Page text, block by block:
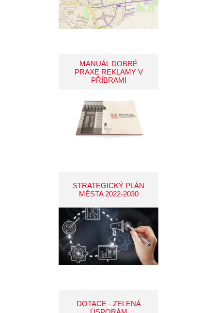
MANUÁL DOBRÉ
PRAXE REKLAMY V
PŘÍBRAMI
STRATEGICKÝ PLÁN
MĚSTA 2022-2030
DOTACE - ZELENÁ